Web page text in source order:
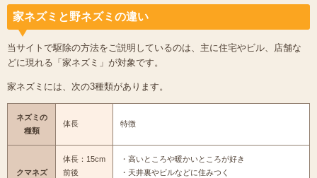
家ネズミと野ネズミの違い
当サイトで駆除の方法をご説明しているのは、主に住宅やビル、店舗な
どに現れる「家ネズミ」が対象です。
家ネズミには、次の3種類があります。
ネズミの
種類
体長 特徴
クマネズ
体長：15cm
前後
・高いところや暖かいところが好き
・天井裏やビルなどに住みつく